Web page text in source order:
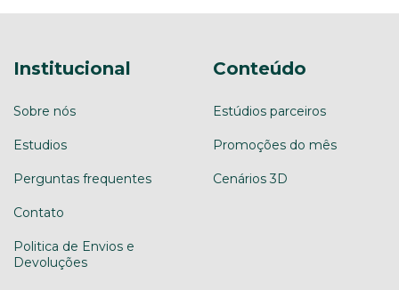
Institucional
Sobre nós
Estudios
Perguntas frequentes
Contato
Politica de Envios e
Devoluções
Conteúdo
Estúdios parceiros
Promoções do mês
Cenários 3D